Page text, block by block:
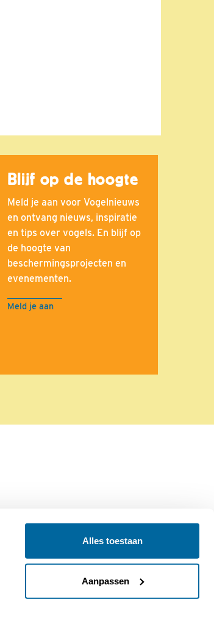
Alles toestaan
Aanpassen
Blijf op de hoogte
Meld je aan voor Vogelnieuws
en ontvang nieuws, inspiratie
en tips over vogels. En blijf op
de hoogte van
beschermingsprojecten en
evenementen.
Meld je aan
Colofon